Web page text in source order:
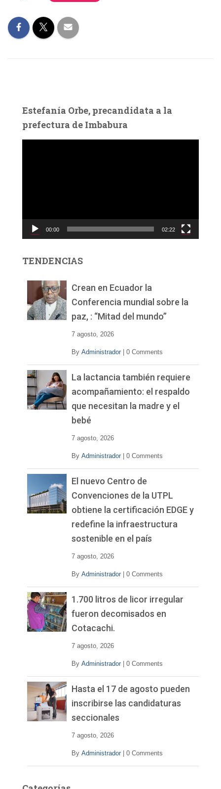
Estefanía Orbe, precandidata a la
prefectura de Imbabura
c
d
00:00 02:22
TENDENCIAS
Crean en Ecuador la
Conferencia mundial sobre la
paz, : “Mitad del mundo”
7 agosto, 2026
By Administrador 0 Comments
La lactancia también requiere
acompañamiento: el respaldo
que necesitan la madre y el
bebé
7 agosto, 2026
By Administrador 0 Comments
El nuevo Centro de
Convenciones de la UTPL
obtiene la certificación EDGE y
redefine la infraestructura
sostenible en el país
7 agosto, 2026
By Administrador 0 Comments
1.700 litros de licor irregular
fueron decomisados en
Cotacachi.
7 agosto, 2026
By Administrador 0 Comments
Hasta el 17 de agosto pueden
inscribirse las candidaturas
seccionales
7 agosto, 2026
By Administrador 0 Comments